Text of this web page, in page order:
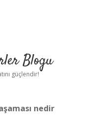
Blogu
güçlendir!
nedir